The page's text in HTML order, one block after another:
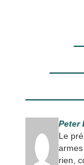
Peter
Le
rien,